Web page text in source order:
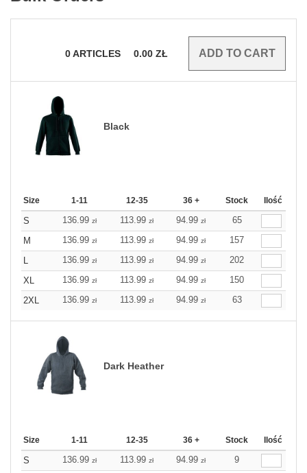
0ARTICLES 0.00 ZŁ
Black
Size 1-11 12-35 36 + Stock Ilość
S 136.99 zł 113.99 zł 94.99 zł
65
M
136.99 zł 113.99 zł 94.99 zł
157
L
136.99 zł 113.99 zł 94.99 zł
202
XL
136.99 zł 113.99 zł 94.99 zł
150
2XL
136.99 zł 113.99 zł 94.99 zł 63
Dark Heather
Size 1-11 12-35 36 + Stock Ilość
S 136.99 zł 113.99 zł 94.99 zł
9